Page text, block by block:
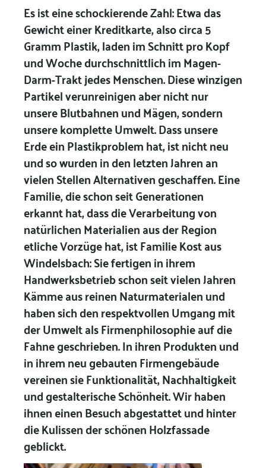
Es ist eine schockierende Zahl: Etwa das
Gewicht einer Kreditkarte, also circa 5
Gramm Plastik, laden im Schnitt pro Kopf
und Woche durchschnittlich im Magen-
Darm-Trakt jedes Menschen. Diese winzigen
Partikel verunreinigen aber nicht nur
unsere Blutbahnen und Mägen, sondern
unsere komplette Umwelt. Dass unsere
Erde ein Plastikproblem hat, ist nicht neu
und so wurden in den letzten Jahren an
vielen Stellen Alternativen geschaffen. Eine
Familie, die schon seit Generationen
erkannt hat, dass die Verarbeitung von
natürlichen Materialien aus der Region
etliche Vorzüge hat, ist Familie Kost aus
Windelsbach: Sie fertigen in ihrem
Handwerksbetrieb schon seit vielen Jahren
Kämme aus reinen Naturmaterialen und
haben sich den respektvollen Umgang mit
der Umwelt als Firmenphilosophie auf die
Fahne geschrieben. In ihren Produkten und
in ihrem neu gebauten Firmengebäude
vereinen sie Funktionalität, Nachhaltigkeit
und gestalterische Schönheit. Wir haben
ihnen einen Besuch abgestattet und hinter
die Kulissen der schönen Holzfassade
geblickt.